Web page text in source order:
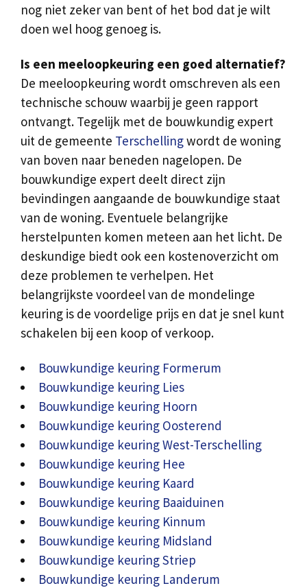
nog niet zeker van bent of het bod dat je wilt
doen wel hoog genoeg is.
Is een meeloopkeuring een goed alternatief?
De meeloopkeuring wordt omschreven als een
technische schouw waarbij je geen rapport
ontvangt. Tegelijk met de bouwkundig expert
uit de gemeente Terschellingwordt de woning
van boven naar beneden nagelopen. De
bouwkundige expert deelt direct zijn
bevindingen aangaande de bouwkundige staat
van de woning. Eventuele belangrijke
herstelpunten komen meteen aan het licht. De
deskundige biedt ook een kostenoverzicht om
deze problemen te verhelpen. Het
belangrijkste voordeel van de mondelinge
keuring is de voordelige prijs en dat je snel kunt
schakelen bij een koop of verkoop.
Bouwkundige keuring Formerum
Bouwkundige keuring Lies
Bouwkundige keuring Hoorn
Bouwkundige keuring Oosterend
Bouwkundige keuring West-Terschelling
Bouwkundige keuring Hee
Bouwkundige keuring Kaard
Bouwkundige keuring Baaiduinen
Bouwkundige keuring Kinnum
Bouwkundige keuring Midsland
Bouwkundige keuring Striep
Bouwkundige keuring Landerum